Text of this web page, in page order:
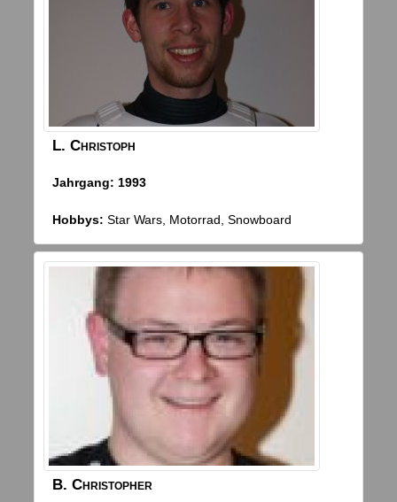
L. Christoph
Jahrgang: 1993
Hobbys: Star Wars, Motorrad, Snowboard
B. Christopher